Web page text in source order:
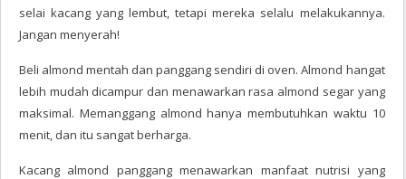
selai kacang yang lembut, tetapi mereka selalu melakukannya.
Jangan menyerah!
Beli almond mentah dan panggang sendiri di oven. Almond hangat
lebih mudah dicampur dan menawarkan rasa almond segar yang
maksimal. Memanggang almond hanya membutuhkan waktu 10
menit, dan itu sangat berharga.
Kacang almond panggang menawarkan manfaat nutrisi yang